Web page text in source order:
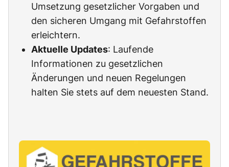
Umsetzung gesetzlicher Vorgaben und
den sicheren Umgang mit Gefahrstoffen
erleichtern.
Aktuelle Updates: Laufende
Informationen zu gesetzlichen
Änderungen und neuen Regelungen
halten Sie stets auf dem neuesten Stand.